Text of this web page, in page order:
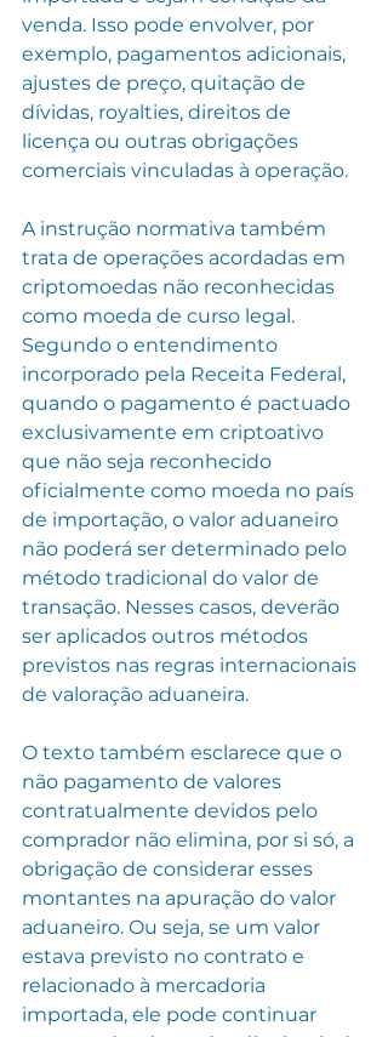
venda. Isso pode envolver, por
exemplo, pagamentos adicionais,
ajustes de preço, quitação de
dívidas, royalties, direitos de
licença ou outras obrigações
comerciais vinculadas à operação.
A instrução normativa também
trata de operações acordadas em
criptomoedas não reconhecidas
como moeda de curso legal.
Segundo o entendimento
incorporado pela Receita Federal,
quando o pagamento é pactuado
exclusivamente em criptoativo
que não seja reconhecido
oficialmente como moeda no país
de importação, o valor aduaneiro
não poderá ser determinado pelo
método tradicional do valor de
transação. Nesses casos, deverão
ser aplicados outros métodos
previstos nas regras internacionais
de valoração aduaneira.
O texto também esclarece que o
não pagamento de valores
contratualmente devidos pelo
comprador não elimina, por si só, a
obrigação de considerar esses
montantes na apuração do valor
aduaneiro. Ou seja, se um valor
estava previsto no contrato e
relacionado à mercadoria
importada, ele pode continuar